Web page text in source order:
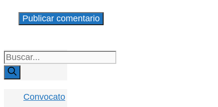
Buscar:
Convocato